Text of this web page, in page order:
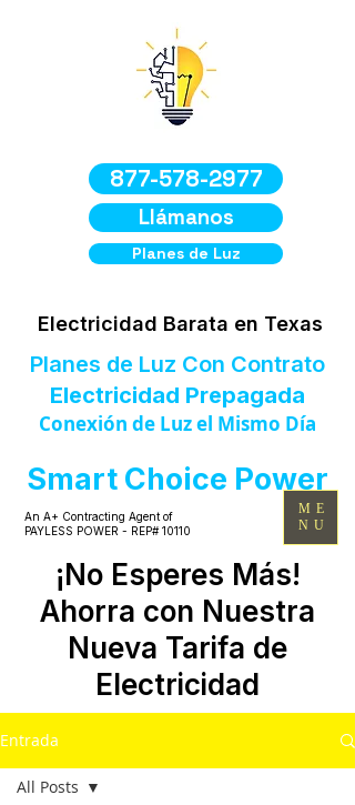
877-578-2977
Smart Choice Power
¡No Esperes Más!
Ahorra con Nuestra
Nueva Tarifa de
Electricidad
Electricidad Barata en Texas
An A+ Contracting Agent of
PAYLESS POWER - REP# 10110
Llámanos
Planes de Luz
Planes de Luz Con Contrato
Electricidad Prepagada
Conexión de Luz el Mismo Día
ME
NU
Entrada
All Posts